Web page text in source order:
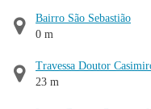
Bairro São Sebastião
0 m
Travessa Doutor
23 m